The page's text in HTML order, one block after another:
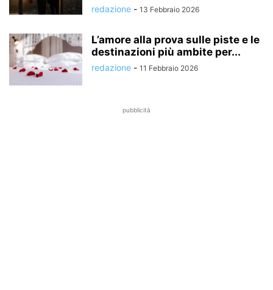
redazione - 13 Febbraio 2026
L’amore alla prova sulle piste e le
destinazioni più ambite per...
redazione - 11 Febbraio 2026
pubblicità